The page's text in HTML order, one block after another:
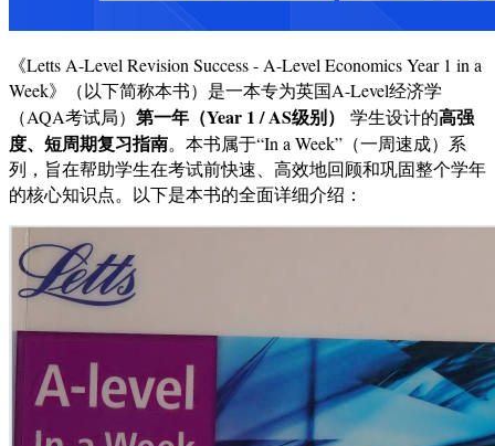
《Letts A-Level Revision Success - A-Level Economics Year 1 in a
Week》（以下简称本书）是一本专为英国A-Level经济学
（AQA考试局） 第一年（Year 1 / AS级别） 学生设计的高强
度、短周期复习指南。本书属于“In a Week”（一周速成）系
列，旨在帮助学生在考试前快速、高效地回顾和巩固整个学年
的核心知识点。以下是本书的全面详细介绍：